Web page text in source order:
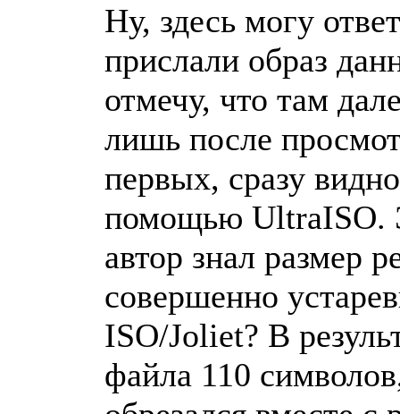
Ну, здесь могу
прислали образ
отмечу, что там
лишь после
первых, сразу
помощью UltraISO.
автор знал размер
совершенно
ISO/Joliet? В
файла 110